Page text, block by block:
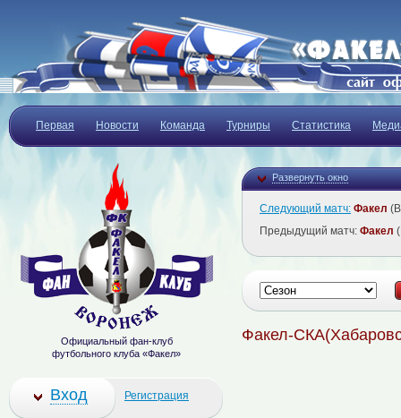
Первая Новости Команда Турниры Статистика
Развернуть окно
Следующий матч: Факел
Предыдущий матч: Факел
Факел-
Официальный фан-клуб
футбольного клуба «Факел»
Вход Регистрация